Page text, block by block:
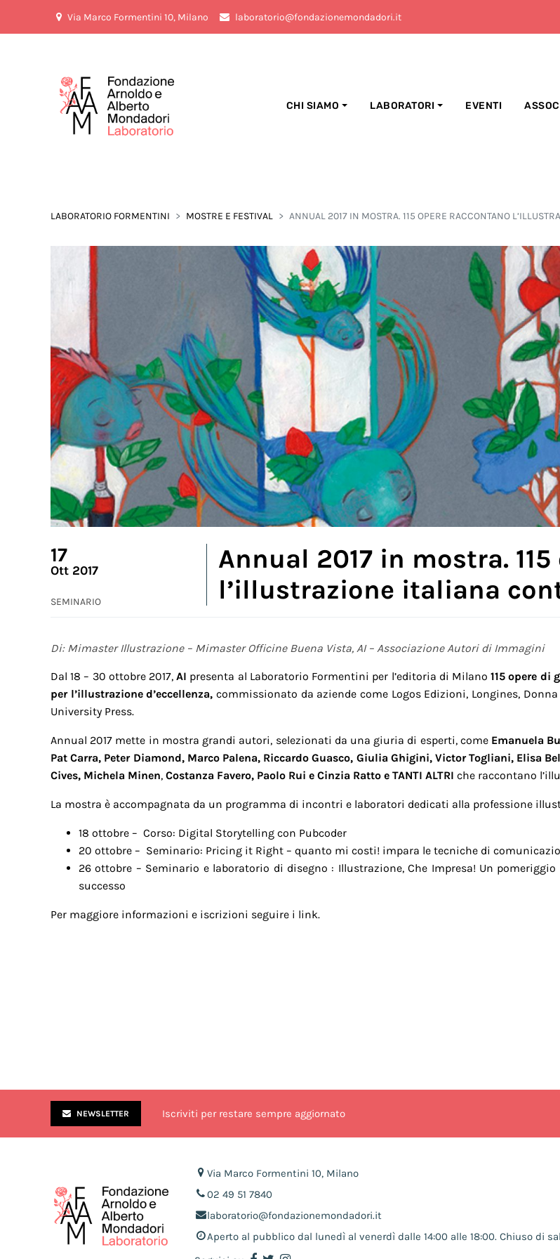
Via Marco Formentini 10, Milano laboratorio@fondazionemondadori.it
CHI SIAMO LABORATORI EVENTI
LABORATORIO FORMENTINI MOSTRE E FESTIVAL ANNUAL 2017 IN MOSTRA. 115 OPERE RACCONTANO
17
Ott 2017
SEMINARIO
Annual 2017 in mostra.
l’illustrazione italiana
Di: Mimaster Illustrazione – Mimaster Officine Buena Vista, AI – Associazione Autori di Immagini
Dal 18 – 30 ottobre 2017,AI presenta al Laboratorio Formentini per l’editoria di Milano115 opere di
per l’illustrazione d’eccellenza, commissionato da aziende come Logos Edizioni, Longines,
University Press.
Annual 2017 mette in mostra grandi autori, selezionati da una giuria di esperti, come Emanuela
Pat Carra, Peter Diamond, Marco Palena, Riccardo Guasco, Giulia Ghigini, Victor Togliani, Elisa
Cives, Michela Minen, Costanza Favero, Paolo Rui e Cinzia Ratto e TANTI ALTRI che raccontano
La mostra è accompagnata da un programma di incontri e laboratori dedicati alla professione
18 ottobre – Corso: Digital Storytelling con Pubcoder
20 ottobre – Seminario: Pricing it Right – quanto mi costi! impara le tecniche di
26 ottobre – Seminario e laboratorio di disegno : Illustrazione, Che Impresa! Un
successo
Per maggiore informazioni e iscrizioni seguire i link.
NEWSLETTER Iscriviti per restare sempre aggiornato
Via Marco Formentini 10, Milano
02 49 51 7840
laboratorio@fondazionemondadori.it
Aperto al pubblico dal lunedì al venerdì dalle 14:00 alle 18:00. Chiuso di